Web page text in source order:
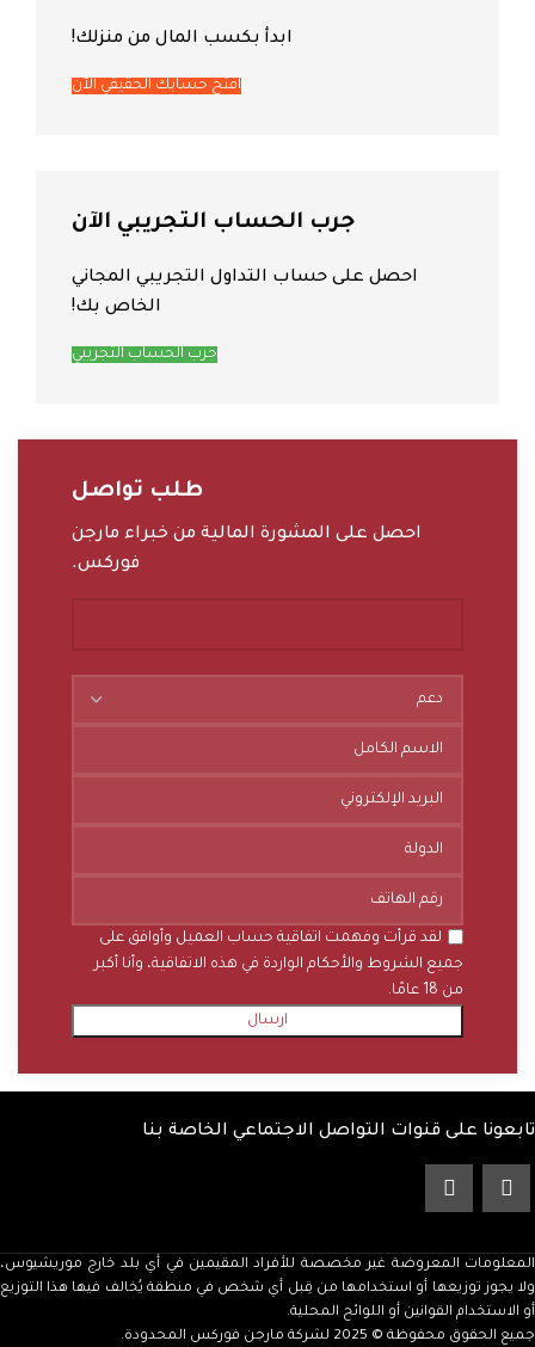
ابدأ بكسب المال من منزلك!
افتح حسابك الحقيقي الآن
جرب الحساب التجريبي الآن
احصل على حساب التداول التجريبي المجاني
الخاص بك!
جرب الحساب التجريبي
طلب تواصل
احصل على المشورة المالية من خبراء مارجن
فوركس.
لقد قرأت وفهمت اتفاقية حساب العميل وأوافق على
جميع الشروط والأحكام الواردة في هذه الاتفاقية، وأنا أكبر
من 18 عامًا.
تابعونا على قنوات التواصل الاجتماعي الخاصة بنا
المعلومات المعروضة غير مخصصة للأفراد المقيمين في أي بلد خارج موريشيوس،
ولا يجوز توزيعها أو استخدامها من قِبل أي شخص في منطقة يُخالف فيها هذا التوزيع
أو الاستخدام القوانين أو اللوائح المحلية.
جميع الحقوق محفوظة © 2025 لشركة مارجن فوركس المحدودة.